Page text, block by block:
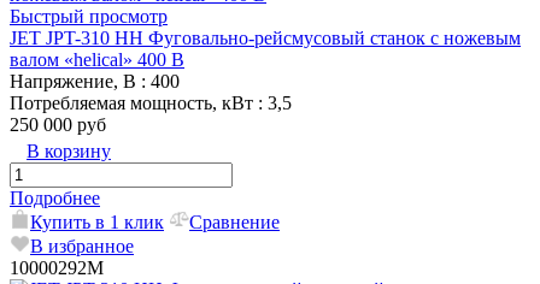
Быстрый просмотр
JET JPT-310 HH Фуговально-рейсмусовый станок с ножевым
валом «helical» 400 В
Напряжение, В : 400
Потребляемая мощность, кВт : 3,5
250 000 руб
В корзину
Подробнее
Купить в 1 клик
Сравнение
В избранное
10000292M